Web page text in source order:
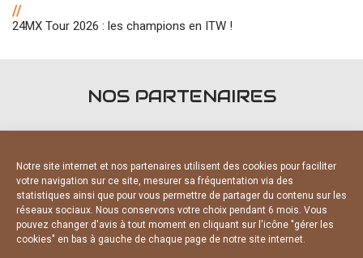
Notre site internet et nos partenaires utilisent des cookies pour faciliter
votre navigation sur ce site, mesurer sa fréquentation via des
statistiques ainsi que pour vous permettre de partager du contenu sur les
réseaux sociaux. Nous conservons votre choix pendant 6 mois. Vous
pouvez changer d'avis à tout moment en cliquant sur l'icône "gérer les
cookies" en bas à gauche de chaque page de notre site internet.
//
24MX Tour 2026 : les champions en ITW !
NOS PARTENAIRES
PARTENAIRES OFFICIELS